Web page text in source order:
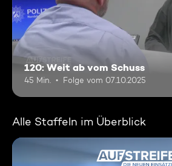
120: Weit ab vom Schuss
45 Min. Folge vom 07.10.2025
Alle Staffeln im Überblick